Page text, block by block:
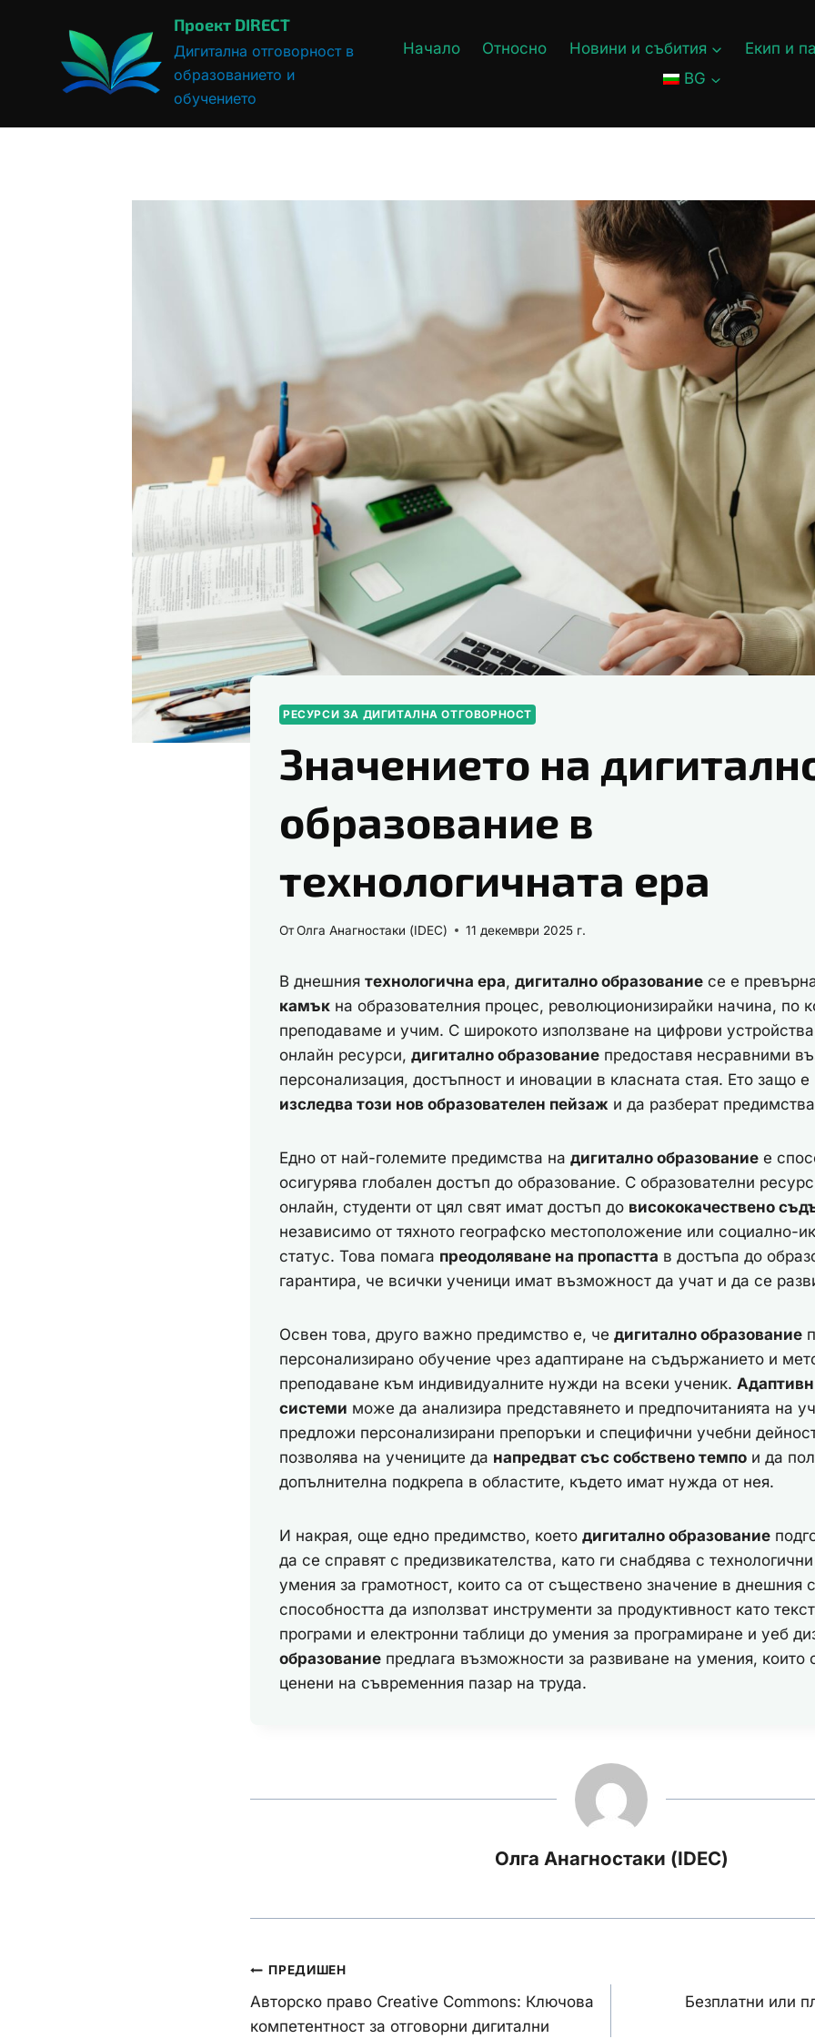
съдържанието
Проект DIRECT
Дигитална отговорност в
образованието и
обучението
Начало Относно Новини и събития
Екип и
BG
РЕСУРСИ ЗА ДИГИТАЛНА ОТГОВОРНОСТ
Значението на
образование в
технологичната ера
ОтОлга Анагностаки (IDEC) 11 декември 2025 г.
В днешния технологична ера, дигитално образование се е
камък на образователния процес, революционизирайки начина, по
преподаваме и учим. С широкото използване на цифрови
онлайн ресурси, дигитално образование предоставя несравними
персонализация, достъпност и иновации в класната стая. Ето защо
изследва този нов образователен пейзаж и да разберат
Едно от най-големите предимства на дигитално образование е
осигурява глобален достъп до образование. С образователни
онлайн, студенти от цял свят имат достъп до висококачествено
независимо от тяхното географско местоположение или социално-
статус. Това помага преодоляване на пропастта в достъпа до
гарантира, че всички ученици имат възможност да учат и да се
Освен това, друго важно предимство е, че дигитално образование
персонализирано обучение чрез адаптиране на съдържанието и
преподаване към индивидуалните нужди на всеки ученик.
системи може да анализира представянето и предпочитанията на
предложи персонализирани препоръки и специфични учебни
позволява на учениците да напредват със собствено темпо и да
допълнителна подкрепа в областите, където имат нужда от нея.
И накрая, още едно предимство, което дигитално образование
да се справят с предизвикателства, като ги снабдява с
умения за грамотност, които са от съществено значение в днешния
способността да използват инструменти за продуктивност като
програми и електронни таблици до умения за програмиране и уеб
образование предлага възможности за развиване на умения, които
ценени на съвременния пазар на труда.
Олга Анагностаки (IDEC)
Навигация
ПРЕДИШЕН
Авторско право Creative Commons: Ключова
компетентност за отговорни дигитални
Безплатни или